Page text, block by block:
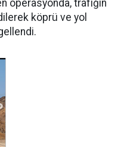
operasyonda, trafiğin
köprü ve yol